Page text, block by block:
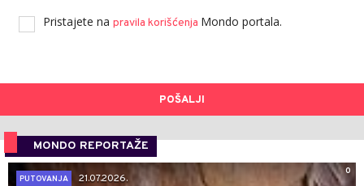
Pristajete na pravila korišćenja Mondo portala.
POŠALJI
MONDO REPORTAŽE
0
PUTOVANJA
21.07.2026.